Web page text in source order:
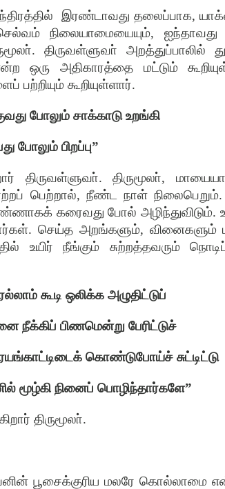
இரண்டாவது தலைப்பாக,
நிலையாமையையும், ஐந்தாவது
. திருவள்ளுவா் அறத்துப்பாலில்
ஒரு அதிகாரத்தை மட்டும்
பற்றியும் கூறியுள்ளார்.
போலும் சாக்காடு உறங்கி
போலும் பிறப்பு”
திருவள்ளுவா்.திருமூலா்,
பெற்றால், நீண்ட நாள் நிலைபெறும்.
கரைவது போல் அழிந்துவிடும்.
. செய்த அறங்களும், வினைகளும்
உயிர் நீங்கும் சுற்றத்தவரும்
கூடி ஒலிக்க அழுதிட்டுப்
நீக்கிப் பிணமென்று பேரிட்டுச்
கொண்டுபோய்ச் சுட்டிட்டு
மூழ்கி நினைப் பொழிந்தார்களே”
திருமூலா்.
பூசைக்குரிய மலரே கொல்லாமை